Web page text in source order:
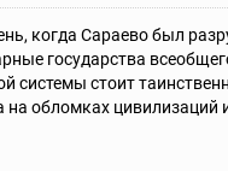
когда Сараево был
государства
системы стоит
обломках цивилизаций